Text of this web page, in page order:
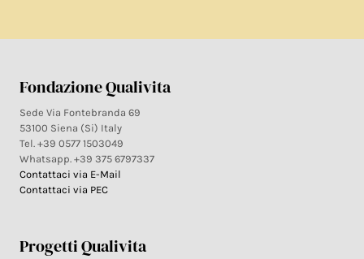
Fondazione Qualivita
Sede Via Fontebranda 69
53100 Siena (Si) Italy
Tel. +39 0577 1503049
Whatsapp. +39 375 6797337
Contattaci via E-Mail
Contattaci via PEC
Progetti Qualivita